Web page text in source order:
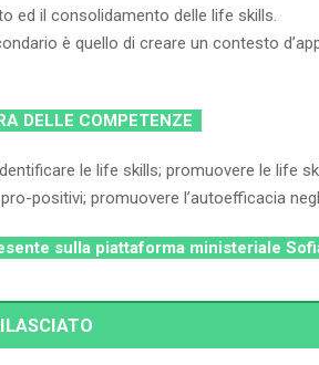
ed il consolidamento delle life skills.
è quello di creare un contesto
DELLE COMPETENZE
le life skills; promuovere le life
positivi; promuovere l’autoefficacia
sulla piattaforma ministeriale